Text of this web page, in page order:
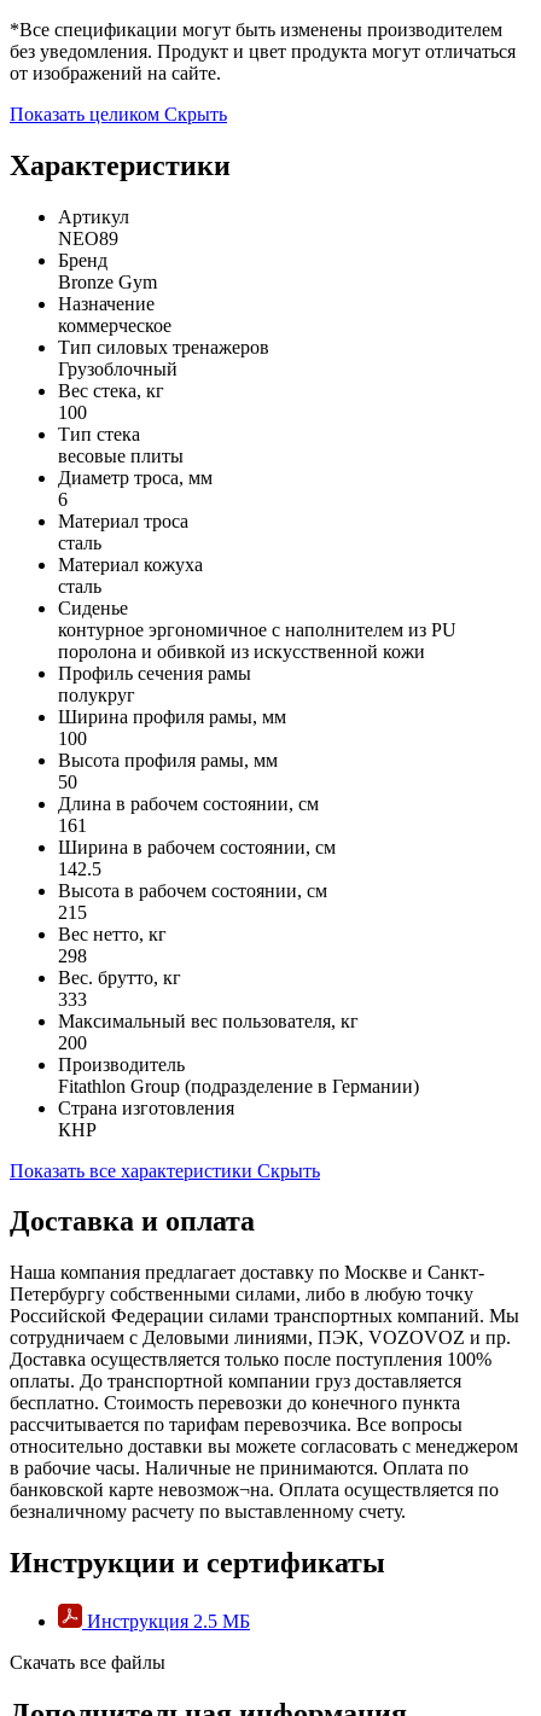
*Все спецификации могут быть изменены производителем
без уведомления. Продукт и цвет продукта могут отличаться
от изображений на сайте.
Показать целиком Скрыть
Характеристики
Артикул
NEO89
Бренд
Bronze Gym
Назначение
коммерческое
Тип силовых тренажеров
Грузоблочный
Вес стека, кг
100
Тип стека
весовые плиты
Диаметр троса, мм
6
Материал троса
сталь
Материал кожуха
сталь
Сиденье
контурное эргономичное с наполнителем из PU
поролона и обивкой из искусственной кожи
Профиль сечения рамы
полукруг
Ширина профиля рамы, мм
100
Высота профиля рамы, мм
50
Длина в рабочем состоянии, см
161
Ширина в рабочем состоянии, см
142.5
Высота в рабочем состоянии, см
215
Вес нетто, кг
298
Вес. брутто, кг
333
Максимальный вес пользователя, кг
200
Производитель
Fitathlon Group (подразделение в Германии)
Страна изготовления
КНР
Показать все характеристики Скрыть
Доставка и оплата
Наша компания предлагает доставку по Москве и Санкт-
Петербургу собственными силами, либо в любую точку
Российской Федерации силами транспортных компаний. Мы
сотрудничаем с Деловыми линиями, ПЭК, VOZOVOZ и пр.
Доставка осуществляется только после поступления 100%
оплаты. До транспортной компании груз доставляется
бесплатно. Стоимость перевозки до конечного пункта
рассчитывается по тарифам перевозчика. Все вопросы
относительно доставки вы можете согласовать с менеджером
в рабочие часы. Наличные не принимаются. Оплата по
банковской карте невозмож¬на. Оплата осуществляется по
безналичному расчету по выставленному счету.
Инструкции и сертификаты
Инструкция 2.5 MБ
Скачать все файлы